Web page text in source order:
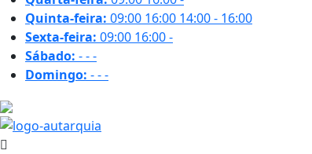
Quinta-feira: 09:00 16:00 14:00 - 16:00
Sexta-feira: 09:00 16:00-
Sábado: ---
Domingo: ---